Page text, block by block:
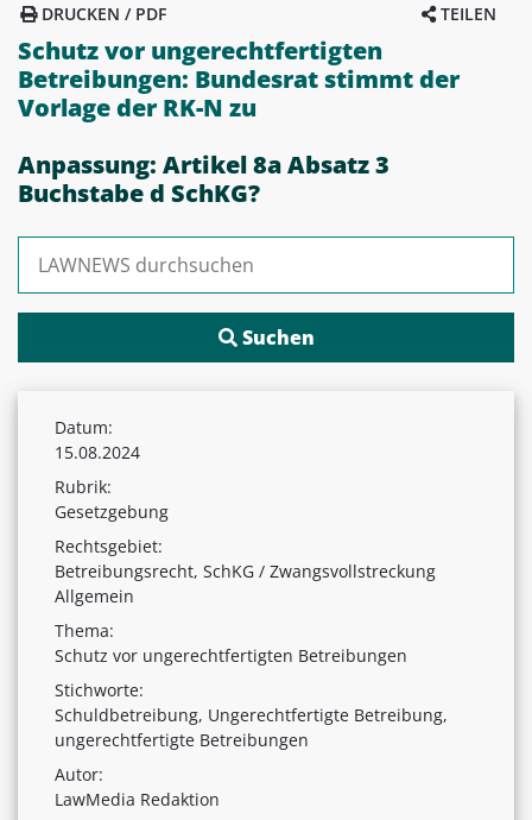
TEILEN
DRUCKEN / PDF
Schutz vor ungerechtfertigten
Betreibungen: Bundesrat stimmt der
Vorlage der RK-N zu
Anpassung: Artikel 8a Absatz 3
Buchstabe d SchKG?
Datum:
15.08.2024
Rubrik:
Gesetzgebung
Rechtsgebiet:
Betreibungsrecht, SchKG / Zwangsvollstreckung
Allgemein
Thema:
Schutz vor ungerechtfertigten Betreibungen
Stichworte:
Schuldbetreibung, Ungerechtfertigte Betreibung,
ungerechtfertigte Betreibungen
Autor:
LawMedia Redaktion